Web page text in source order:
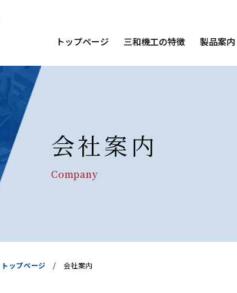
トップページ 三和機工の特徴 製品案内
会社案内
Company
トップページ / 会社案内